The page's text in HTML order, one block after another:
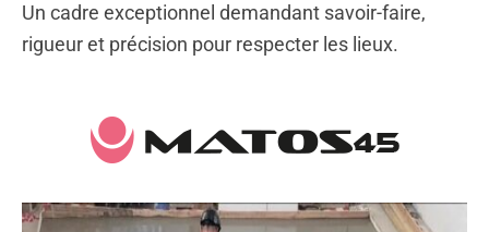
Un cadre exceptionnel demandant savoir-faire,
rigueur et précision pour respecter les lieux.